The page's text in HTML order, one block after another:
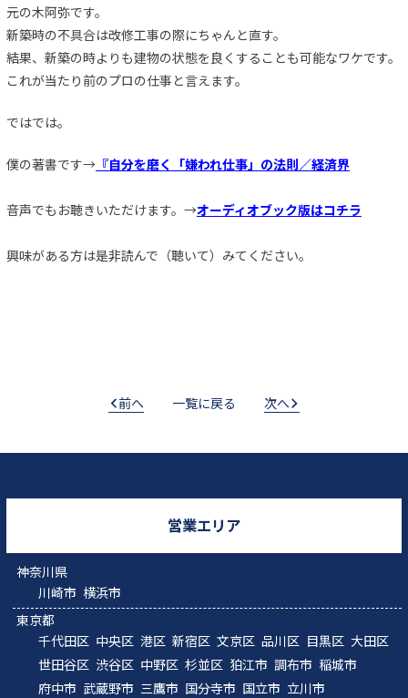
元の木阿弥です。
新築時の不具合は改修工事の際にちゃんと直す。
結果、新築の時よりも建物の状態を良くすることも可能なワケです。
これが当たり前のプロの仕事と言えます。
ではでは。
僕の著書です→ 『自分を磨く「嫌われ仕事」の法則／経済界
音声でもお聴きいただけます。→オーディオブック版はコチラ
興味がある方は是非読んで（聴いて）みてください。
前へ 一覧に戻る 次へ
営業エリア
神奈川県
川崎市 横浜市
東京都
千代田区 中央区 港区 新宿区 文京区 品川区 目黒区 大田区
世田谷区 渋谷区 中野区 杉並区 狛江市 調布市 稲城市
府中市 武蔵野市 三鷹市 国分寺市 国立市 立川市